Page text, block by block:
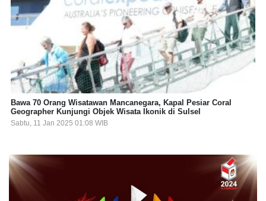
Bawa 70 Orang Wisatawan Mancanegara, Kapal Pesiar Coral
Geographer Kunjungi Objek Wisata Ikonik di Sulsel
Sabtu, 11 Jan 2025 01:08 WIB